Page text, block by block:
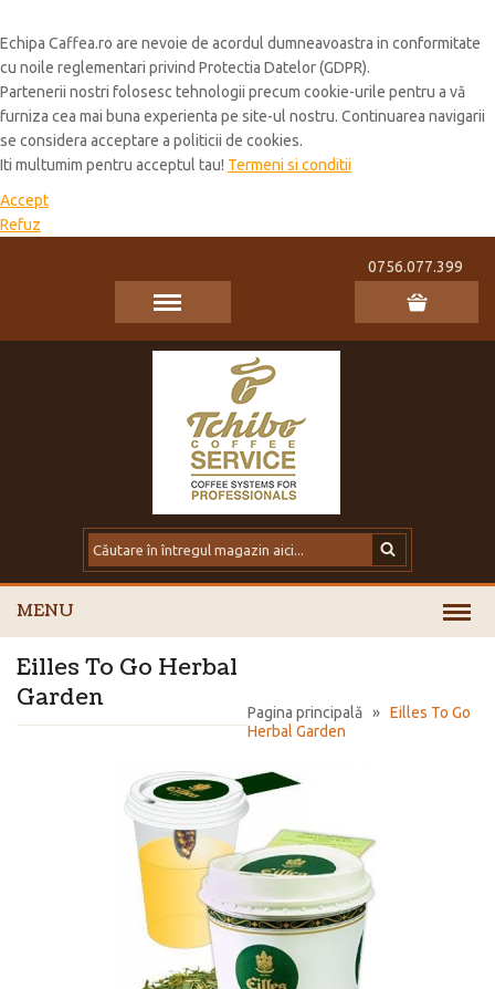
Echipa Caffea.ro are nevoie de acordul dumneavoastra in conformitate
cu noile reglementari privind Protectia Datelor (GDPR).
Partenerii nostri folosesc tehnologii precum cookie-urile pentru a vă
furniza cea mai buna experienta pe site-ul nostru. Continuarea navigarii
se considera acceptare a politicii de cookies.
Iti multumim pentru acceptul tau! Termeni si conditii
Accept
Refuz
0756.077.399
MENU
Pagina principală » Eilles To Go
Herbal Garden
Eilles To Go Herbal
Garden